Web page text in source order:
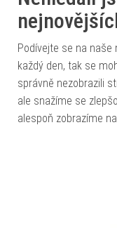
Podívejte se na naše
každý den, tak se
správně nezobrazili
ale snažíme se
alespoň zobrazíme